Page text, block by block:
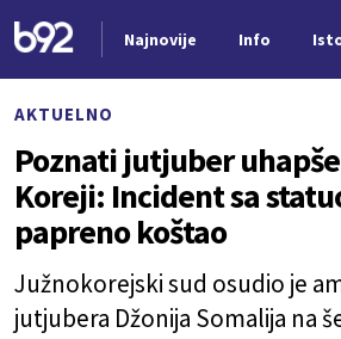
Najnovije Info
AKTUELNO
Poznati jutjuber
Koreji: Incident sa
papreno koštao
Južnokorejski sud osudio je
jutjubera Džonija Somalija na